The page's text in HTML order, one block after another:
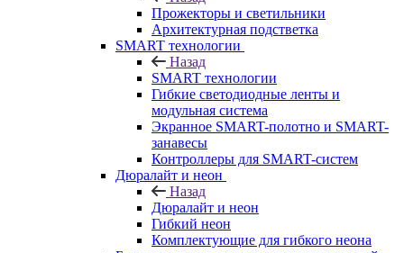
Прожекторы и светильники
Архитектурная подстветка
SMART технологии
Назад
SMART технологии
Гибкие светодиодные ленты и
модульная система
Экранное SMART-полотно и SMART-
занавесы
Контроллеры для SMART-систем
Дюралайт и неон
Назад
Дюралайт и неон
Гибкий неон
Комплектующие для гибкого неона